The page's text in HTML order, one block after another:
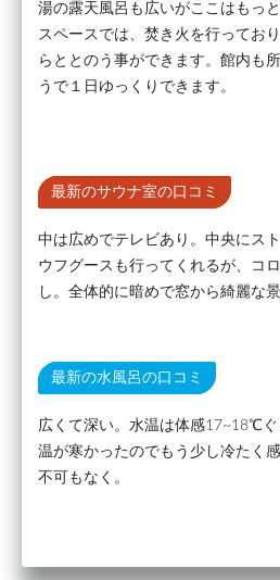
湯の露天風呂も広いがここはもっ
スペースでは、焚き火を行ってお
らととのう事ができます。館内も
うで１日ゆっくりできます。
最新のサウナ室の口コミ
中は広めでテレビあり。中央にス
ウフグースも行ってくれるが、コ
し。全体的に暗めで窓から綺麗な
最新の水風呂の口コミ
広くて深い。水温は体感17~18℃
温が寒かったのでもう少し冷たく
不可もなく。